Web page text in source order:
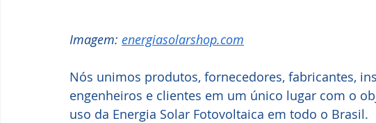
Imagem: energiasolarshop.com
Nós unimos produtos, fornecedores, fabricantes,
engenheiros e clientes em um único lugar com o
uso da Energia Solar Fotovoltaica em todo o Brasil.